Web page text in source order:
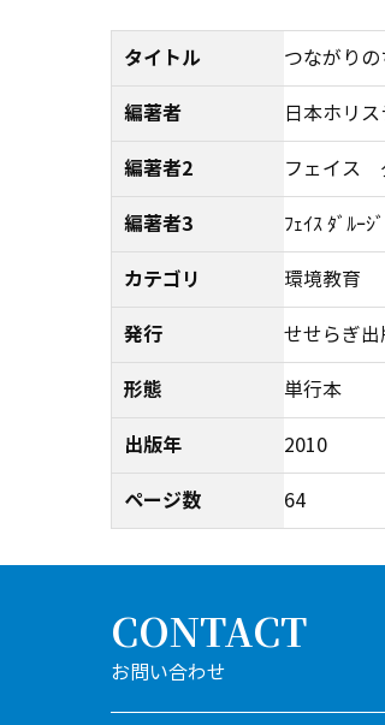
タイトル つながり
編著者 日本ホリ
編著者2 フェイス
編著者3 ﾌｪｲｽ ﾀﾞﾙｰｼ
カテゴリ 環境教育
発行 せせらぎ出
形態 単行本
出版年 2010
ページ数 64
CONTACT